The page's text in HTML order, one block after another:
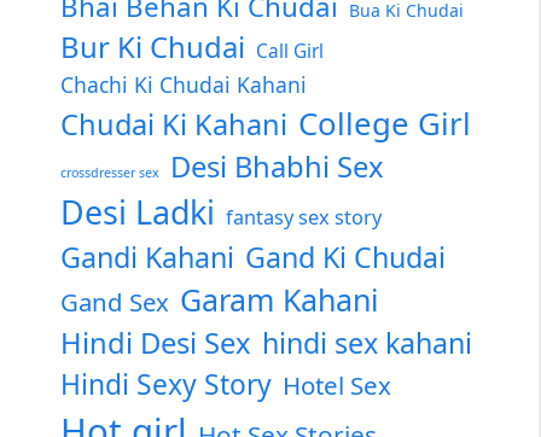
Bua Ki Chudai
Bur Ki Chudai Call Girl
Chachi Ki Chudai Kahani
Chudai Ki Kahani College Girl
crossdresser sex Desi Bhabhi Sex
Desi Ladki fantasy sex story
Gandi Kahani Gand Ki Chudai
Gand Sex Garam Kahani
Hindi Desi Sex hindi sex kahani
Hindi Sexy Story Hotel Sex